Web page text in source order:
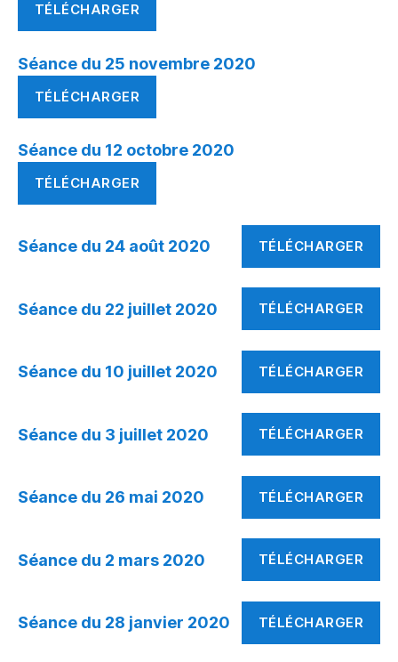
TÉLÉCHARGER
Séance du 25 novembre 2020
TÉLÉCHARGER
Séance du 12 octobre 2020
TÉLÉCHARGER
Séance du 24 août 2020 TÉLÉCHARGER
Séance du 22 juillet 2020 TÉLÉCHARGER
Séance du 10 juillet 2020 TÉLÉCHARGER
Séance du 3 juillet 2020 TÉLÉCHARGER
Séance du 26 mai 2020 TÉLÉCHARGER
Séance du 2 mars 2020 TÉLÉCHARGER
Séance du 28 janvier 2020 TÉLÉCHARGER